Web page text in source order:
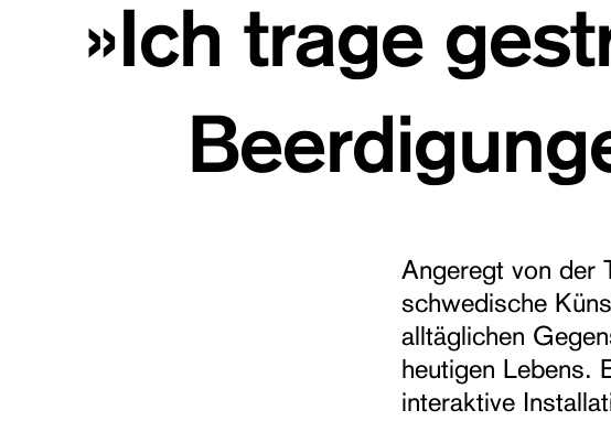
»Ich trage
Angeregt von der
schwedische
alltäglichen
heutigen Lebens.
interaktive